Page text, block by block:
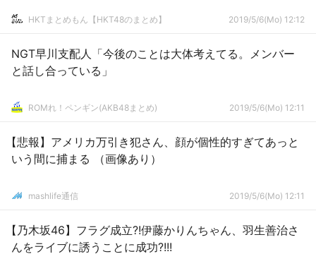
HKTまとめもん【HKT48のまとめ】 2019/5/6(Mo) 12:12
NGT早川支配人「今後のことは大体考えてる。メンバー
と話し合っている」
ROMれ！ペンギン(AKB48まとめ) 2019/5/6(Mo) 12:11
【悲報】アメリカ万引き犯さん、顔が個性的すぎてあっと
いう間に捕まる （画像あり）
mashlife通信 2019/5/6(Mo) 12:11
【乃木坂46】フラグ成立?!伊藤かりんちゃん、羽生善治さ
んをライブに誘うことに成功?!!!